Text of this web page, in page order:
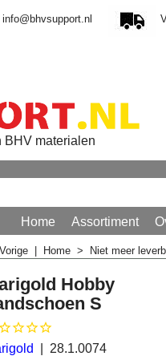
BHV materialen
Home Assortiment
Home > Niet meer
Hobby
S
28.1.0074